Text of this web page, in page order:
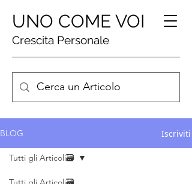
UNO COME VOI
Crescita Personale
BLOG Iscriviti
Tutti gli Articoli🗃️